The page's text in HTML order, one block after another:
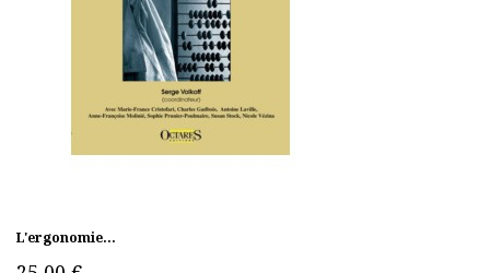
L'ergonomie...